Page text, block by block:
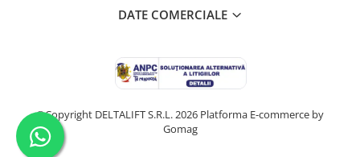
DATE COMERCIALE
©Copyright DELTALIFT S.R.L. 2026 Platforma E-commerce by
Gomag